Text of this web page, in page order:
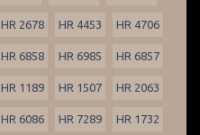
HR 2678 HR 4453 HR 4706
HR 6858 HR 6985 HR 6857
HR 1189 HR 1507 HR 2063
HR 6086 HR 7289 HR 1732